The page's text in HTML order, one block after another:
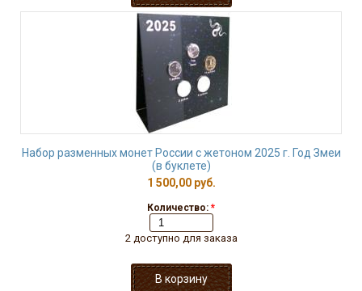
Набор разменных монет России с жетоном 2025 г. Год Змеи
(в буклете)
1 500,00 руб.
Количество: *
2 доступно для заказа